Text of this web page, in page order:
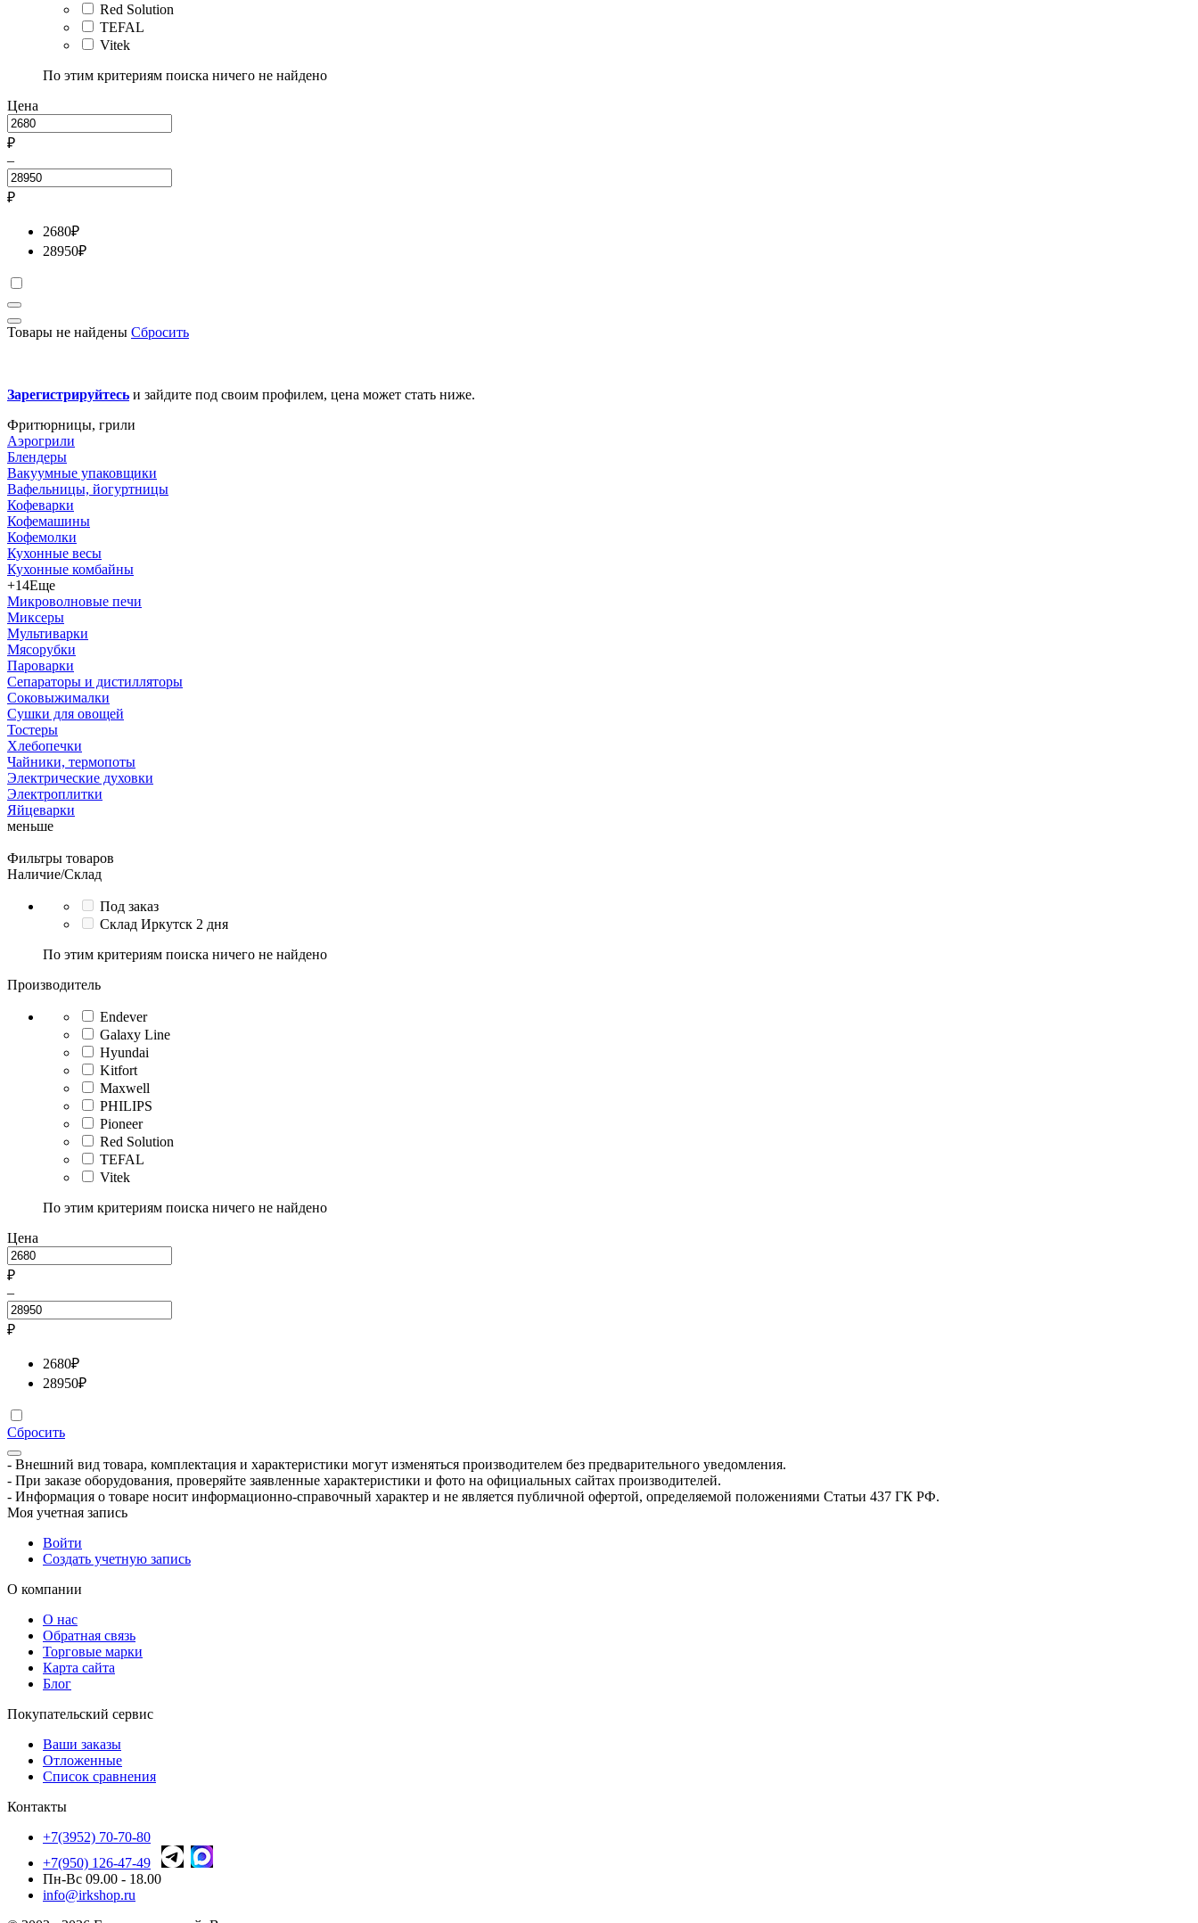
Red Solution
TEFAL
Vitek
По этим критериям поиска ничего не найдено
Цена
₽
–
₽
2680₽
28950₽
Товары не найдены Сбросить
Зарегистрируйтесь и зайдите под своим профилем, цена может стать ниже.
Фритюрницы, грили
Аэрогрили
Блендеры
Вакуумные упаковщики
Вафельницы, йогуртницы
Кофеварки
Кофемашины
Кофемолки
Кухонные весы
Кухонные комбайны
+14Еще
Микроволновые печи
Миксеры
Мультиварки
Мясорубки
Пароварки
Сепараторы и дистилляторы
Соковыжималки
Сушки для овощей
Тостеры
Хлебопечки
Чайники, термопоты
Электрические духовки
Электроплитки
Яйцеварки
меньше
Фильтры товаров
Наличие/Склад
Под заказ
Склад Иркутск 2 дня
По этим критериям поиска ничего не найдено
Производитель
Endever
Galaxy Line
Hyundai
Kitfort
Maxwell
PHILIPS
Pioneer
Red Solution
TEFAL
Vitek
По этим критериям поиска ничего не найдено
Цена
₽
–
₽
2680₽
28950₽
Сбросить
- Внешний вид товара, комплектация и характеристики могут изменяться производителем без предварительного уведомления.
- При заказе оборудования, проверяйте заявленные характеристики и фото на официальных сайтах производителей.
- Информация о товаре носит информационно-справочный характер и не является публичной офертой, определяемой положениями Статьи 437 ГК РФ.
Моя учетная запись
Войти
Создать учетную запись
О компании
О нас
Обратная связь
Торговые марки
Карта сайта
Блог
Покупательский сервис
Ваши заказы
Отложенные
Список сравнения
Контакты
+7(3952) 70-70-80
+7(950) 126-47-49
Пн-Вс 09.00 - 18.00
info@irkshop.ru